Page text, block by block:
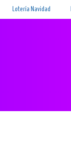
Lotería Navidad